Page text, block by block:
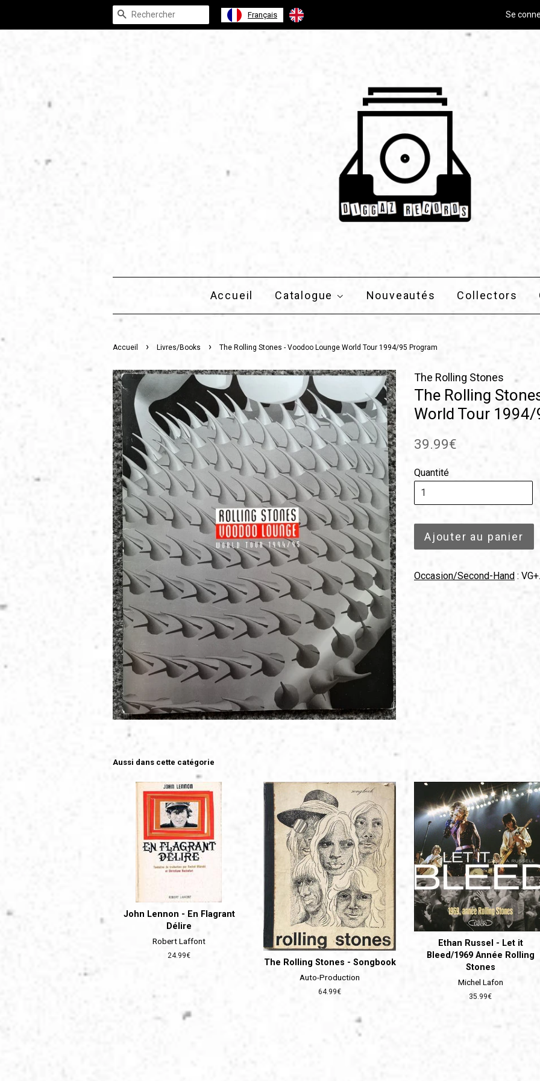
Recherche Français Se
Accueil Catalogue Nouveautés Collectors
Accueil › Livres/Books › The Rolling Stones - Voodoo Lounge World Tour 1994/95 Program
The Rolling Stones
The Rolling
World Tour
Prix
39.99€
Quantité
Ajouter au panier
Occasion/Second-Hand : VG+.
Aussi dans cette catégorie
John Lennon - En Flagrant
Délire
Robert Laffont
Prix
24.99€
The Rolling Stones - Songbook
Auto-Production
Prix
64.99€
Ethan Russel - Let it
Bleed/1969 Année Rolling
Stones
Michel Lafon
Prix
35.99€